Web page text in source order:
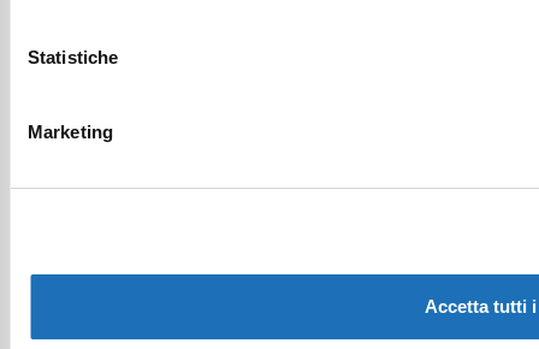
Statistiche
Marketing
Accetta tutti